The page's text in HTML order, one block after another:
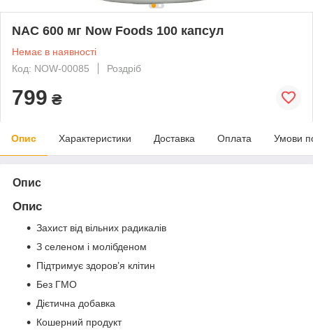
NAC 600 мг Now Foods 100 капсул
Немає в наявності
Код: NOW-00085
Роздріб
799 ₴
Опис Характеристики Доставка Оплата Умови
Опис
Опис
Захист від вільних радикалів
З селеном і молібденом
Підтримує здоров’я клітин
Без ГМО
Дієтична добавка
Кошерний продукт